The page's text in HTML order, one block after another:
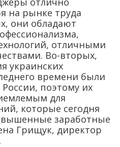
на рынке труда
они обладают
отличными
Во-вторых,
украинских
времени были
поэтому их
для
которые сегодня
заработные
Грищук, директор